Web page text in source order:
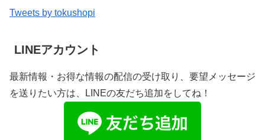
Tweets by tokushopi
LINEアカウント
最新情報・お得な情報の配信の受け取り、要望メッセージ
を送りたい方は、LINEの友だち追加をしてね！